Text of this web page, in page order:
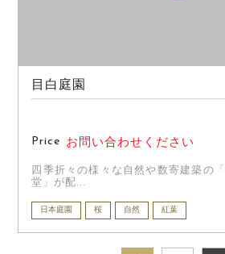
目白庭園
Price お問い合わせください
四季折々の様々な自然や数寄建築の
堂」が配...
日本庭園 桜 自然 紅葉